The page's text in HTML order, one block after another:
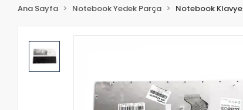
Ana Sayfa Notebook Yedek Parça Notebook Klavye